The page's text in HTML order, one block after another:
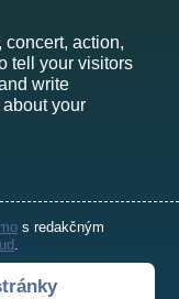
concert, action,
tell your visitors
write
your
s redakčným
.